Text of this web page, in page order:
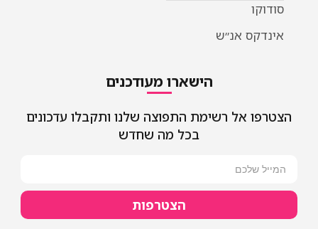
סודוקו
אינדקס אנ״ש
הישארו מעודכנים
הצטרפו אל רשימת התפוצה שלנו ותקבלו עדכונים
בכל מה שחדש
הצטרפות